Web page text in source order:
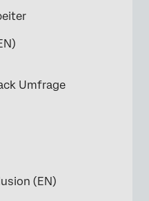
Umfrage
(EN)